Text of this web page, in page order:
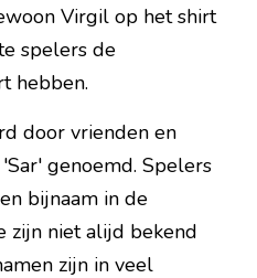
Virgil op het shirt
spelers de
hebben.
door vrienden en
genoemd. Spelers
bijnaam in de
zijn niet alijd bekend
zijn in veel